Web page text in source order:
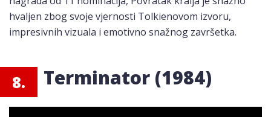
hvaljen zbog svoje vjernosti Tolkienovom izvoru,
impresivnih vizuala i emotivno snažnog završetka.
8. Terminator (1984)